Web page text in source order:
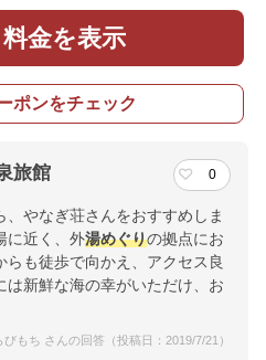
料金を表示
ポンをチェック
旅館 0
やなぎ荘さんをおすすめしま
に近く、外湯めぐりの拠点にお
も徒歩で向かえ、アクセス良
新鮮な海の幸がいただけ、お
びもち さんの回答（投稿日：2019/7/21）